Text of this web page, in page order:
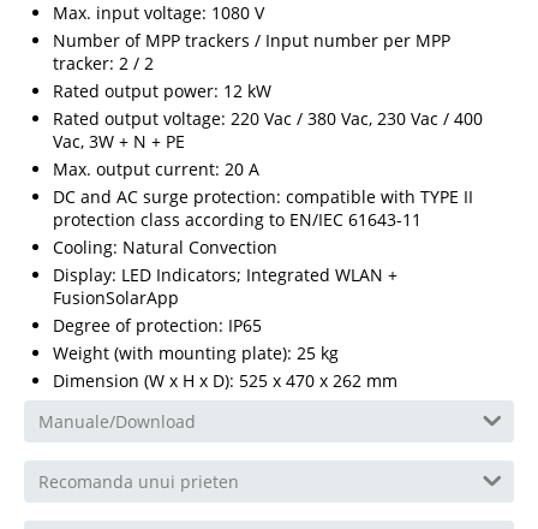
Max. input voltage: 1080 V
Number of MPP trackers / Input number per MPP
tracker: 2 / 2
Rated output power: 12 kW
Rated output voltage: 220 Vac / 380 Vac, 230 Vac / 400
Vac, 3W + N + PE
Max. output current: 20 A
DC and AC surge protection: compatible with TYPE II
protection class according to EN/IEC 61643-11
Cooling: Natural Convection
Display: LED Indicators; Integrated WLAN +
FusionSolarApp
Degree of protection: IP65
Weight (with mounting plate): 25 kg
Dimension (W x H x D): 525 x 470 x 262 mm
Manuale/Download
Recomanda unui prieten